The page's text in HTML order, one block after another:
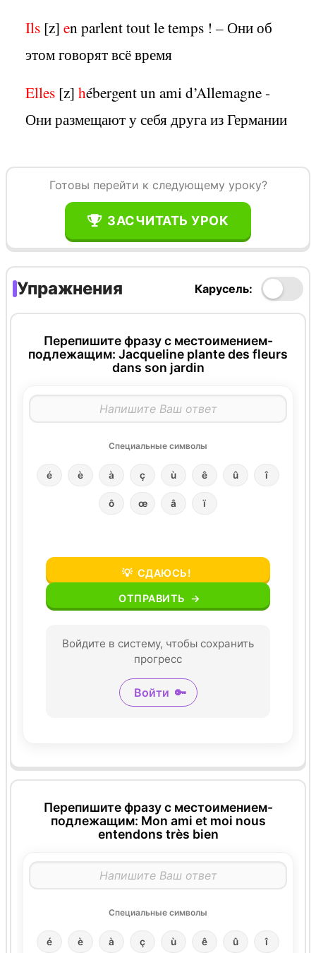
Ils [z] en parlent tout le temps ! – Они об
этом говорят всё время
Elles [z] hébergent un ami d’Allemagne -
Они размещают у себя друга из Германии
Готовы перейти к следующему уроку?
ЗАСЧИТАТЬ УРОК
Упражнения Карусель:
Перепишите фразу с местоимением-
подлежащим: Jacqueline plante des fleurs
dans son jardin
Специальные символы
é è à ç ù ê û î
ô œ â ï
💡 СДАЮСЬ!
ОТПРАВИТЬ →
Войдите в систему, чтобы сохранить
прогресс
Войти 🔑
Перепишите фразу с местоимением-
подлежащим: Mon ami et moi nous
entendons très bien
Специальные символы
é è à ç ù ê û î